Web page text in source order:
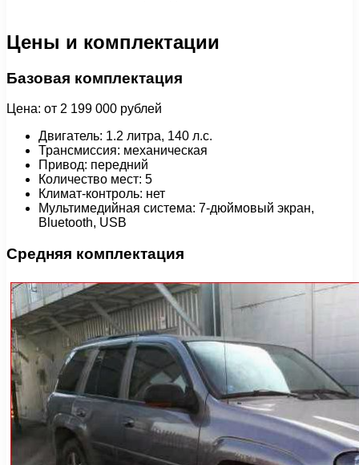
Цены и комплектации
Базовая комплектация
Цена: от 2 199 000 рублей
Двигатель: 1.2 литра, 140 л.с.
Трансмиссия: механическая
Привод: передний
Количество мест: 5
Климат-контроль: нет
Мультимедийная система: 7-дюймовый экран,
Bluetooth, USB
Средняя комплектация